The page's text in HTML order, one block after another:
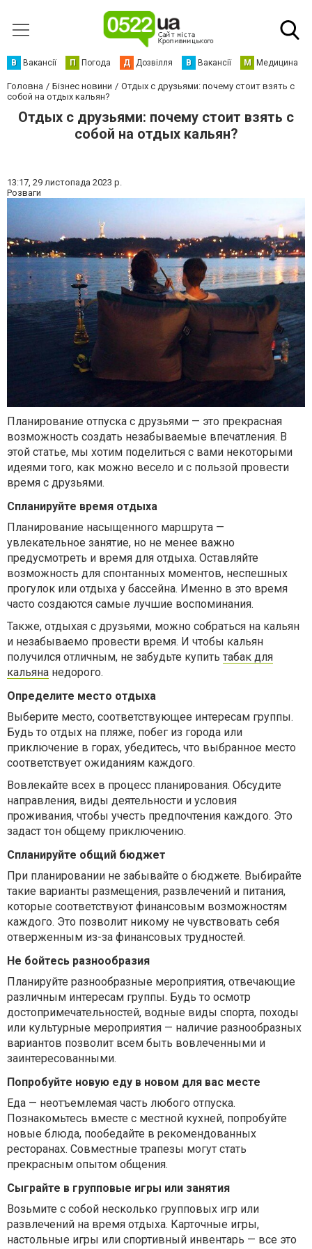
В Вакансії П Погода Д Дозвілля В Вакансії М Медицина
Головна Бізнес новини
Отдых с друзьями: почему стоит взять с
собой на отдых кальян?
Отдых с друзьями: почему стоит взять с
собой на отдых кальян?
13:17, 29 листопада 2023 р.
Розваги
Планирование отпуска с друзьями — это прекрасная
возможность создать незабываемые впечатления. В
этой статье, мы хотим поделиться с вами некоторыми
идеями того, как можно весело и с пользой провести
время с друзьями.
Спланируйте время отдыха
Планирование насыщенного маршрута —
увлекательное занятие, но не менее важно
предусмотреть и время для отдыха. Оставляйте
возможность для спонтанных моментов, неспешных
прогулок или отдыха у бассейна. Именно в это время
часто создаются самые лучшие воспоминания.
Также, отдыхая с друзьями, можно собраться на кальян
и незабываемо провести время. И чтобы кальян
получился отличным, не забудьте купить табак для
кальяна недорого.
Определите место отдыха
Выберите место, соответствующее интересам группы.
Будь то отдых на пляже, побег из города или
приключение в горах, убедитесь, что выбранное место
соответствует ожиданиям каждого.
Вовлекайте всех в процесс планирования. Обсудите
направления, виды деятельности и условия
проживания, чтобы учесть предпочтения каждого. Это
задаст тон общему приключению.
Спланируйте общий бюджет
При планировании не забывайте о бюджете. Выбирайте
такие варианты размещения, развлечений и питания,
которые соответствуют финансовым возможностям
каждого. Это позволит никому не чувствовать себя
отверженным из-за финансовых трудностей.
Не бойтесь разнообразия
Планируйте разнообразные мероприятия, отвечающие
различным интересам группы. Будь то осмотр
достопримечательностей, водные виды спорта, походы
или культурные мероприятия — наличие разнообразных
вариантов позволит всем быть вовлеченными и
заинтересованными.
Попробуйте новую еду в новом для вас месте
Еда — неотъемлемая часть любого отпуска.
Познакомьтесь вместе с местной кухней, попробуйте
новые блюда, пообедайте в рекомендованных
ресторанах. Совместные трапезы могут стать
прекрасным опытом общения.
Сыграйте в групповые игры или занятия
Возьмите с собой несколько групповых игр или
развлечений на время отдыха. Карточные игры,
настольные игры или спортивный инвентарь — все это